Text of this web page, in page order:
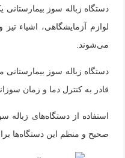
دستگاه زباله سوز
لوازم آزمایشگاهی، اشیاء
می‌شوند.
دستگاه زباله سوز
قادر به کنترل دما و زمان
استفاده از دستگاه‌های
صحیح و منظم این دستگاه‌ها